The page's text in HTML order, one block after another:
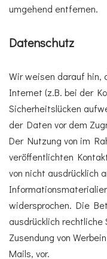
umgehend entfernen.
Datenschutz
Wir weisen darauf hin,
Internet (z.B. bei der
Sicherheitslücken
der Daten vor dem
Der Nutzung von im
veröffentlichten
von nicht ausdrücklich
widersprochen. Die
ausdrücklich
Zusendung von
Mails, vor.